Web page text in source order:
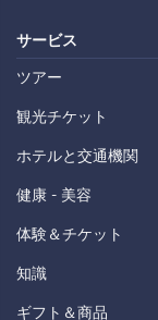
サービス
ツアー
観光チケット
ホテルと交通機関
健康 - 美容
体験＆チケット
知識
ギフト＆商品